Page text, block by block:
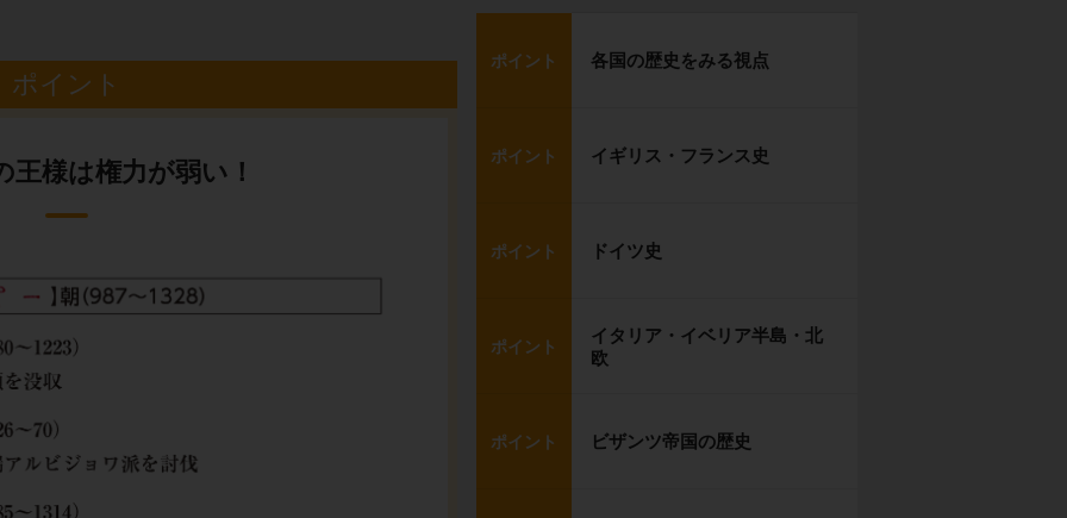
ポイント
王様は権力が弱い！
ポイント 各国の歴史をみる視点
ポイント イギリス・フランス史
ポイント ドイツ史
ポイント
イタリア・イベリア半島・北
欧
ポイント ビザンツ帝国の歴史